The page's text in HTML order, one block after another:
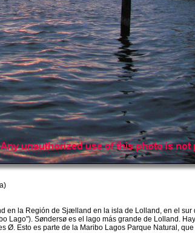
en la Región de Sjælland en la isla de Lolland, en el
Lago"). Søndersø es el lago más grande de Lolland.
Ø. Esto es parte de la Maribo Lagos Parque Natural,